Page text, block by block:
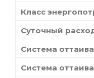
Класс
Суточный
Система
Система